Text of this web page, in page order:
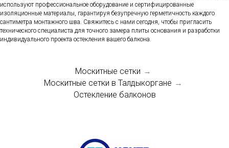
используют профессиональное оборудование и сертифицированные
изоляционные материалы, гарантируя безупречную герметичность каждого
сантиметра монтажного шва. Свяжитесь с нами сегодня, чтобы пригласить
технического специалиста для точного замера плиты основания и разработки
индивидуального проекта остекления вашего балкона.
Москитные сетки →
Москитные сетки в Талдыкоргане →
Остекление балконов